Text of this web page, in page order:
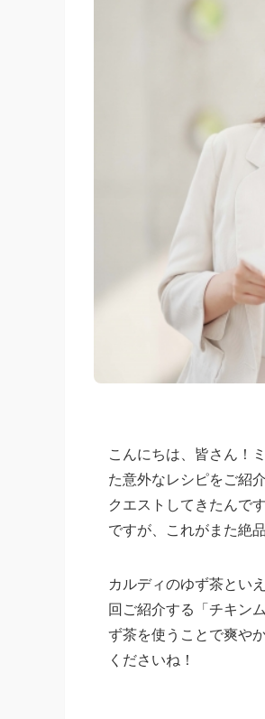
こんにちは、皆さん！
た意外なレシピをご紹
クエストしてきたんで
ですが、これがまた絶
カルディのゆず茶とい
回ご紹介する「チキン
ず茶を使うことで爽や
くださいね！